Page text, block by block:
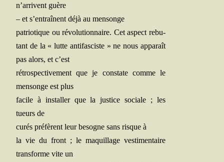
n’arrivent guère
– et s’entraînent déjà au mensonge
patrio­tique ou révo­lu­tion­naire. Cet aspect rebu­
tant de la « lutte anti­fas­ciste » ne nous appa­raît
pas alors, et c’est
rétros­pec­ti­ve­ment que je constate comme le
men­songe est plus
facile à ins­tal­ler que la jus­tice sociale ; les
tueurs de
curés pré­fèrent leur besogne sans risque à
la vie du front ; le maquillage ves­ti­men­taire
trans­forme vite un